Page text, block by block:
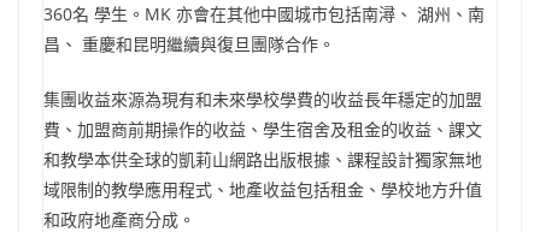
360名 學生。MK 亦會在其他中國城市包括南潯、 湖州、南
昌、 重慶和昆明繼續與復旦團隊合作。
集團收益來源為現有和未來學校學費的收益長年穩定的加盟
費、加盟商前期操作的收益、學生宿舍及租金的收益、課文
和教學本供全球的凱莉山網路出版根據、課程設計獨家無地
域限制的教學應用程式、地產收益包括租金、學校地方升值
和政府地產商分成。